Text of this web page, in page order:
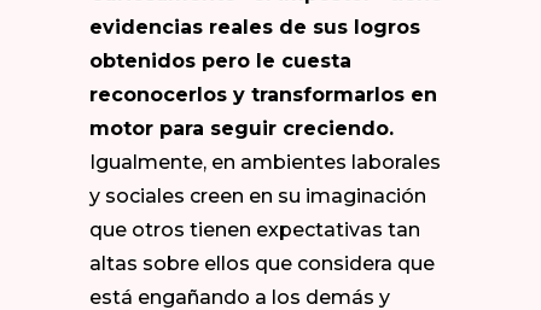
evidencias reales de sus logros
obtenidos pero le cuesta
reconocerlos y transformarlos en
motor para seguir creciendo.
Igualmente, en ambientes laborales
y sociales creen en su imaginación
que otros tienen expectativas tan
altas sobre ellos que considera que
está engañando a los demás y